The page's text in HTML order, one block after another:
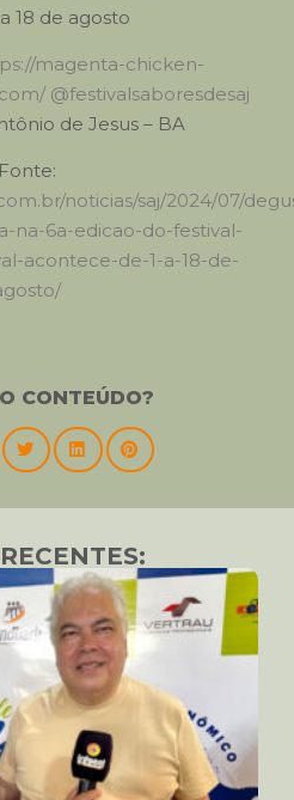
18 de agosto
magenta-chicken-
@festivalsaboresdesaj
de Jesus – BA
Fonte:
noticias/saj/2024/07/
na-6a-edicao-do-festival-
acontece-de-1-a-18-de-
CONTEÚDO?